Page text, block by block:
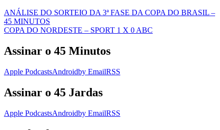
ANÁLISE DO SORTEIO DA 3ª FASE DA COPA DO BRASIL –
45 MINUTOS
COPA DO NORDESTE – SPORT 1 X 0 ABC
Assinar o 45 Minutos
Apple PodcastsAndroidby EmailRSS
Assinar o 45 Jardas
Apple PodcastsAndroidby EmailRSS